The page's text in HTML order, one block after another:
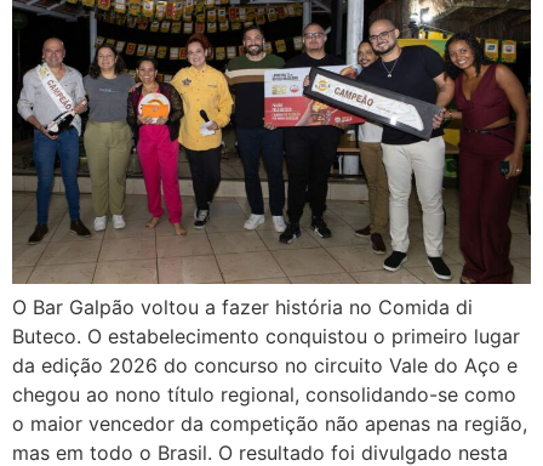
O Bar Galpão voltou a fazer história no Comida di
Buteco. O estabelecimento conquistou o primeiro lugar
da edição 2026 do concurso no circuito Vale do Aço e
chegou ao nono título regional, consolidando-se como
o maior vencedor da competição não apenas na região,
mas em todo o Brasil. O resultado foi divulgado nesta